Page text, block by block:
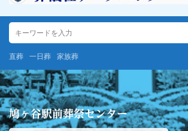
直葬 一日葬 家族葬
鳩ヶ谷駅前葬祭センター